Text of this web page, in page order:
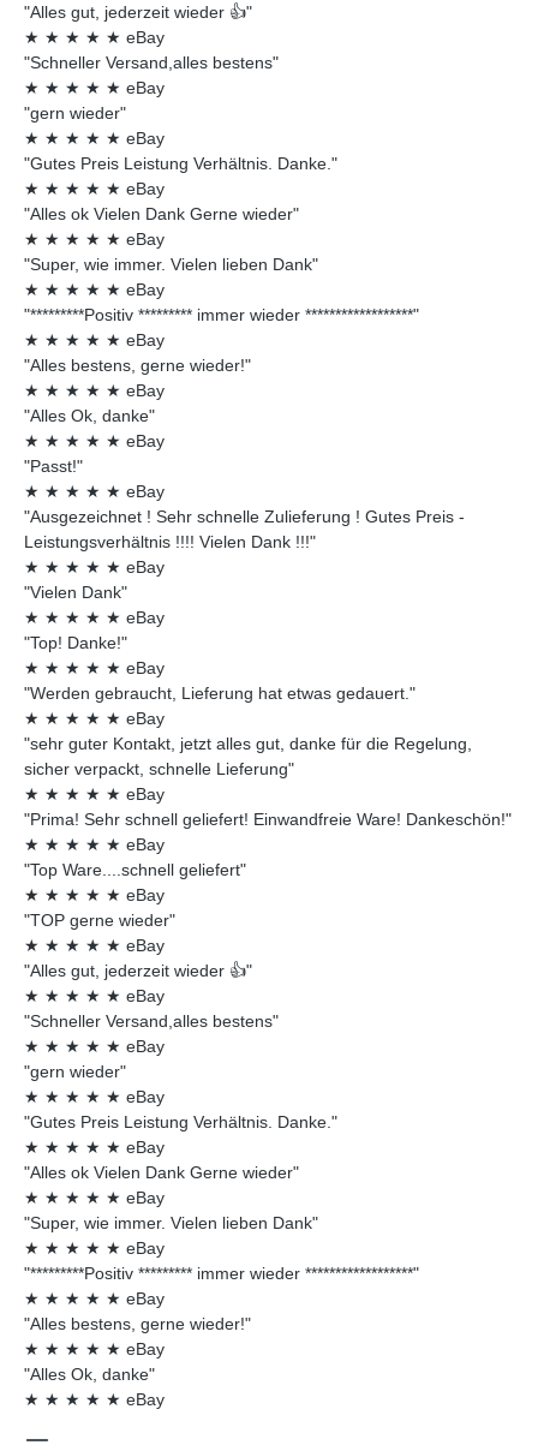
"Alles gut, jederzeit wieder 👍"
★ ★ ★ ★ ★ eBay
"Schneller Versand,alles bestens"
★ ★ ★ ★ ★ eBay
"gern wieder"
★ ★ ★ ★ ★ eBay
"Gutes Preis Leistung Verhältnis. Danke."
★ ★ ★ ★ ★ eBay
"Alles ok Vielen Dank Gerne wieder"
★ ★ ★ ★ ★ eBay
"Super, wie immer. Vielen lieben Dank"
★ ★ ★ ★ ★ eBay
"*********Positiv ********* immer wieder ******************"
★ ★ ★ ★ ★ eBay
"Alles bestens, gerne wieder!"
★ ★ ★ ★ ★ eBay
"Alles Ok, danke"
★ ★ ★ ★ ★ eBay
"Passt!"
★ ★ ★ ★ ★ eBay
"Ausgezeichnet ! Sehr schnelle Zulieferung ! Gutes Preis -
Leistungsverhältnis !!!! Vielen Dank !!!"
★ ★ ★ ★ ★ eBay
"Vielen Dank"
★ ★ ★ ★ ★ eBay
"Top! Danke!"
★ ★ ★ ★ ★ eBay
"Werden gebraucht, Lieferung hat etwas gedauert."
★ ★ ★ ★ ★ eBay
"sehr guter Kontakt, jetzt alles gut, danke für die Regelung,
sicher verpackt, schnelle Lieferung"
★ ★ ★ ★ ★ eBay
"Prima! Sehr schnell geliefert! Einwandfreie Ware! Dankeschön!"
★ ★ ★ ★ ★ eBay
"Top Ware....schnell geliefert"
★ ★ ★ ★ ★ eBay
"TOP gerne wieder"
★ ★ ★ ★ ★ eBay
"Alles gut, jederzeit wieder 👍"
★ ★ ★ ★ ★ eBay
"Schneller Versand,alles bestens"
★ ★ ★ ★ ★ eBay
"gern wieder"
★ ★ ★ ★ ★ eBay
"Gutes Preis Leistung Verhältnis. Danke."
★ ★ ★ ★ ★ eBay
"Alles ok Vielen Dank Gerne wieder"
★ ★ ★ ★ ★ eBay
"Super, wie immer. Vielen lieben Dank"
★ ★ ★ ★ ★ eBay
"*********Positiv ********* immer wieder ******************"
★ ★ ★ ★ ★ eBay
"Alles bestens, gerne wieder!"
★ ★ ★ ★ ★ eBay
"Alles Ok, danke"
★ ★ ★ ★ ★ eBay